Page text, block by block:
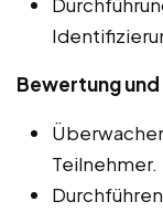
Bewertung
Teilnehmer.